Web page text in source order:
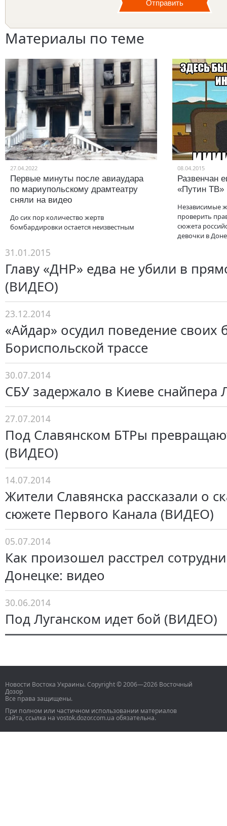
Материалы по теме
27.04.2022
Первые минуты после авиаудара
по мариупольскому драмтеатру
сняли на видео
До сих пор количество жертв
бомбардировки остается неизвестным
08.04.2015
Развенчан
«Путин
Независимые
проверить
сюжета
девочки в
31.01.2015
Главу «ДНР» едва не убили в
(ВИДЕО)
23.12.2014
«Айдар» осудил поведение своих
Бориспольской трассе
30.07.2014
СБУ задержало в Киеве
27.07.2014
Под Славянском БТРы
(ВИДЕО)
14.07.2014
Жители Славянска рассказали о
сюжете Первого Канала (ВИДЕО)
05.07.2014
Как произошел расстрел
Донецке: видео
30.06.2014
Под Луганском идет бой (ВИДЕО)
Новости Востока Украины. Copyright © 2006—2026 Восточный
Дозор
Все права защищены.
При полном или частичном использовании материалов
сайта, ссылка на vostok.dozor.com.ua обязательна.